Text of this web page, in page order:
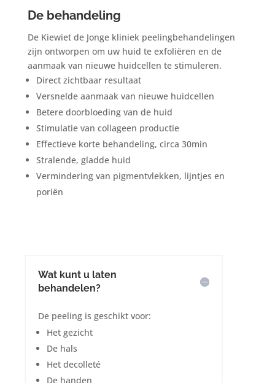
De behandeling
De Kiewiet de Jonge kliniek peelingbehandelingen
zijn ontworpen om uw huid te exfoliëren en de
aanmaak van nieuwe huidcellen te stimuleren.
Direct zichtbaar resultaat
Versnelde aanmaak van nieuwe huidcellen
Betere doorbloeding van de huid
Stimulatie van collageen productie
Effectieve korte behandeling, circa 30min
Stralende, gladde huid
Vermindering van pigmentvlekken, lijntjes en
poriën
Wat kunt u laten
behandelen?
De peeling is geschikt voor:
Het gezicht
De hals
Het decolleté
De handen